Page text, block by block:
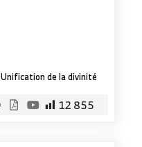
Unification de la divinité
12 855